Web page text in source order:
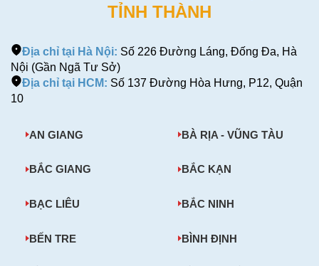
TỈNH THÀNH
Địa chỉ tại Hà Nội: Số 226 Đường Láng, Đống Đa, Hà
Nội (Gần Ngã Tư Sở)
Địa chỉ tại HCM: Số 137 Đường Hòa Hưng, P12, Quận
10
AN GIANG BÀ RỊA - VŨNG TÀU
BẮC GIANG BẮC KẠN
BẠC LIÊU BẮC NINH
BẾN TRE BÌNH ĐỊNH